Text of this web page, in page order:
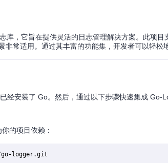
库，它旨在提供灵活的日志管理解决方案。此项
常适用。通过其丰富的功能集，开发者可以轻松
经安装了 Go。然后，通过以下步骤快速集成 Go-
的项目依赖：